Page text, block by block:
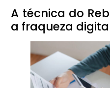
A técnica do
a fraqueza